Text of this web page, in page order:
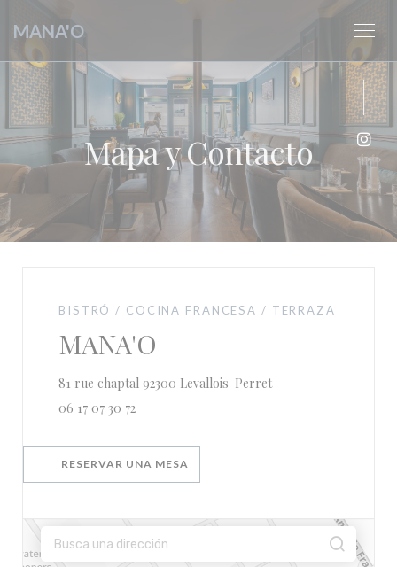
MANA'O
Mapa y Contacto
BISTRÓ / COCINA FRANCESA / TERRAZA
MANA'O
81 rue chaptal 92300 Levallois-Perret((abre en una nueva
06 17 07 30 72
RESERVAR UNA MESA